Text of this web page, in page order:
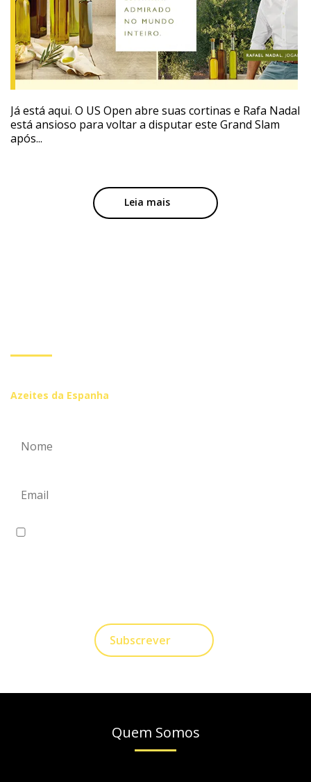
Já está aqui. O US Open abre suas cortinas e Rafa Nadal
está ansioso para voltar a disputar este Grand Slam
após...
Leia mais
Subscrever
Azeites da Espanha
Quem Somos